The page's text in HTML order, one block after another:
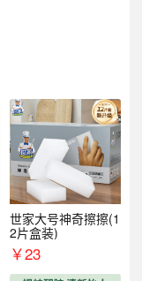
世家大号神奇擦擦(1
2片盒装)
￥23